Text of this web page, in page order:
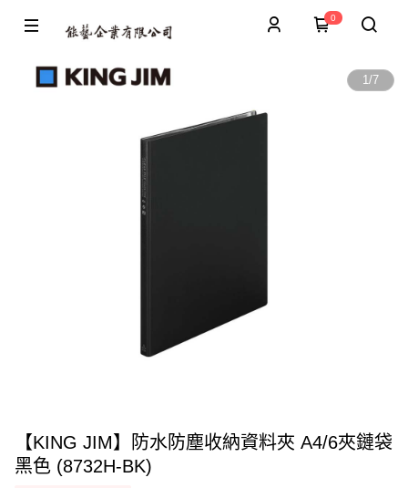
0
1/7
【KING JIM】防水防塵收納資料夾 A4/6夾鏈袋
黑色 (8732H-BK)